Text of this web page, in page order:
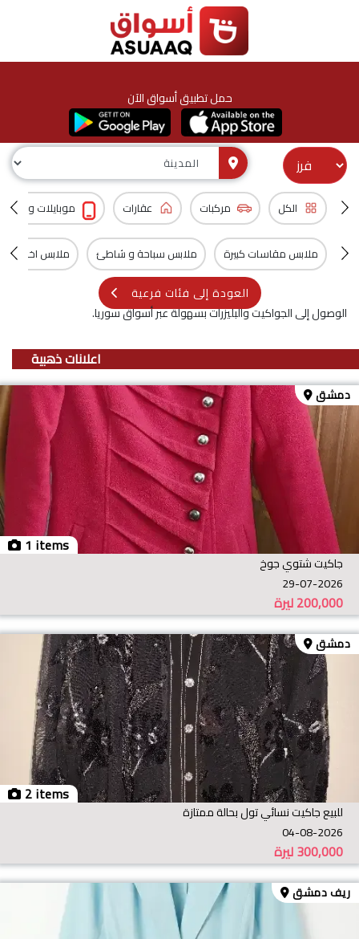
حمل تطبيق أسواق الآن
الكل مركبات عقارات موبايلات و
ملابس مقاسات كبيرة ملابس سباحة و شاطئ ملابس اخرى
العودة إلى فئات فرعية
الوصول إلى الجواكيت والبليزرات بسهولة عبر أسواق سوريا.
اعلانات ذهبية
1 items
دمشق
جاكيت شتوي جوخ
29-07-2026
ليرة200,000
2 items
دمشق
للبيع جاكيت نسائي تول بحالة ممتازة
04-08-2026
ليرة300,000
ريف دمشق